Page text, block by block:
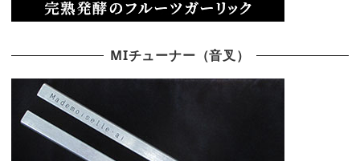
MIチューナー（音叉）